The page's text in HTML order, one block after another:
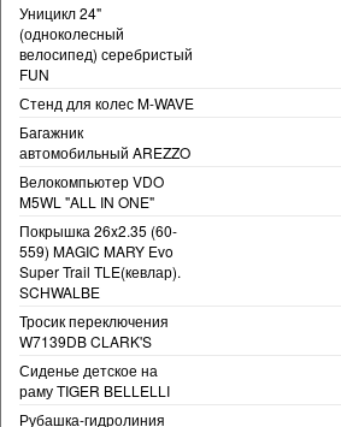
Уницикл 24"
(одноколесный
велосипед) серебристый
FUN
Стенд для колес M-WAVE
Багажник
автомобильный AREZZO
Велокомпьютер VDO
M5WL "ALL IN ONE"
Покрышка 26x2.35 (60-
559) MAGIC MARY Evo
Super Trail TLE(кевлар).
SCHWALBE
Тросик переключения
W7139DB CLARK'S
Сиденье детское на
раму TIGER BELLELLI
Рубашка-гидролиния